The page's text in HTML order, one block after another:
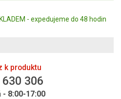
- expedujeme do 48 hodin
k produktu
306
- 8:00-17:00